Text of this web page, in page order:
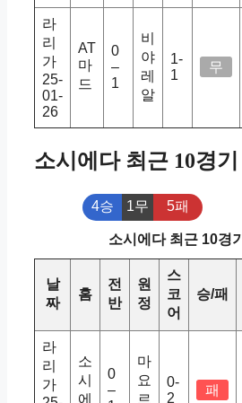
라
리
가
25-
01-
26
AT
마
드
0
–
1
비
야
레
알
1-
1
무
소시에다 최근 10경기
4승 1무 5패
소시에다 최근 10경기
날
짜
홈
전
반
원
정
스
코
어
승/패
라
리
가
소
시
에
0
–
마
요
르
0-
2
패